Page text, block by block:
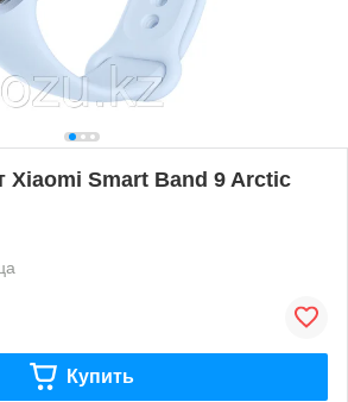
Xiaomi Smart Band 9 Arctic
Купить